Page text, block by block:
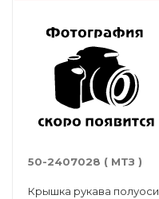
50-2407028 ( МТЗ )
Крышка рукава полуоси